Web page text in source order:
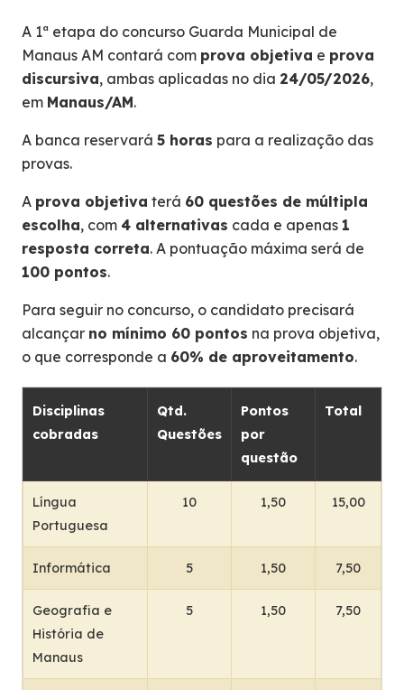
A 1ª etapa do concurso Guarda Municipal de
Manaus AM contará com prova objetiva e prova
discursiva, ambas aplicadas no dia 24/05/2026,
em Manaus/AM.
A banca reservará 5 horas para a realização das
provas.
A prova objetiva terá 60 questões de múltipla
escolha, com 4 alternativas cada e apenas 1
resposta correta. A pontuação máxima será de
100 pontos.
Para seguir no concurso, o candidato precisará
alcançar no mínimo 60 pontos na prova objetiva,
o que corresponde a 60% de aproveitamento.
Disciplinas
cobradas
Qtd.
Questões
Pontos
por
questão
Total
Língua
Portuguesa
10 1,50 15,00
Informática 5 1,50 7,50
Geografia e
História de
Manaus
5 1,50 7,50